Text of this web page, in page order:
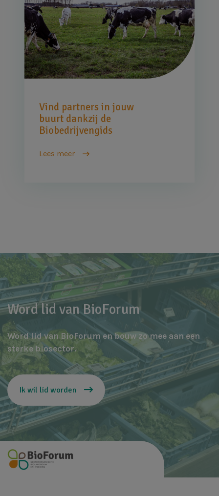
Vind partners in jouw
buurt dankzij de
Biobedrijvengids
Lees meer
Word lid van BioForum
Word lid van BioForum en bouw zo mee aan een
sterke biosector.
Ik wil lid worden